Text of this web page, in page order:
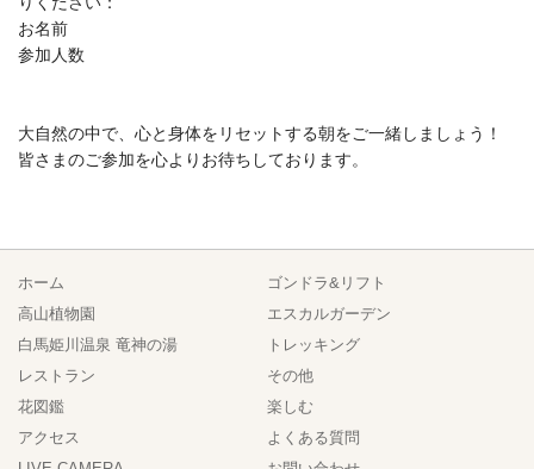
お名前
参加人数
大自然の中で、心と身体をリセットする朝をご一緒しましょう！
皆さまのご参加を心よりお待ちしております。
ホーム
ゴンドラ&リフト
高山植物園
エスカルガーデン
白馬姫川温泉 竜神の湯
トレッキング
レストラン
その他
花図鑑
楽しむ
アクセス
よくある質問